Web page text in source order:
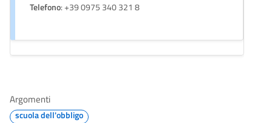
Telefono: +39 0975 340 321 8
Argomenti
scuola dell'obbligo